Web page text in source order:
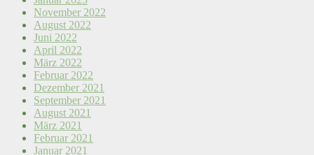
November 2022
August 2022
Juni 2022
April 2022
März 2022
Februar 2022
Dezember 2021
September 2021
August 2021
März 2021
Februar 2021
Januar 2021